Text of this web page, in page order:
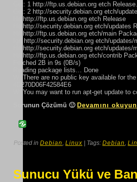
Get: 1 http://ftp.us.debian.org etch
Get: 2 http://security.debian.org etch/
Hit http://ftp.us.debian.org etch Release
Hit http://security.debian.org etch/updates
Hit http://ftp.us.debian.org etch/main
Ign http://security.debian.org etch/
Hit http://security.debian.org etch/updates/
Hit http://ftp.us.debian.org etch/contrib
Fetched 2B in 9s (0B/s)
Reading package lists… Done
W: There are no public key available for
4D270D06F42584E6
W: You may want to run apt-get update to
Sorunun Çözümü 🙂 Devamını
Posted in Debian, Linux | Tags: Debian,
Sunucu Yükü ve